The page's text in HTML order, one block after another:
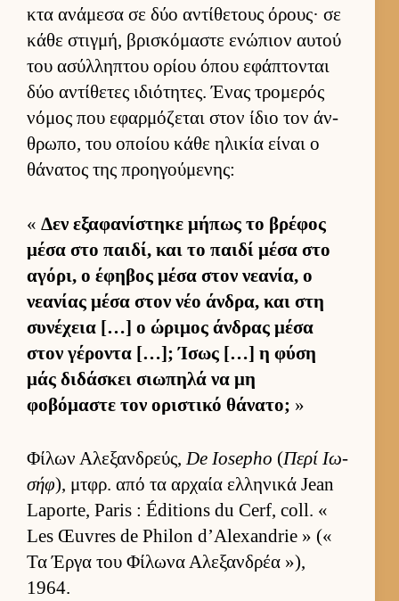
κτα ανάμεσα σε δύο αντίθετους όρους· σε
κάθε στιγ­μή, βρισκόμαστε ενώπιον αυ­τού
του ασύλ­ληπτου ορίου όπου εφάπτονται
δύο αντίθετες ιδιότητες. Ένας τρομερός
νόμος που εφαρ­μόζεται στον ίδιο τον άν­
θρωπο, του οποίου κάθε ηλικία εί­ναι ο
θάνατος της προη­γού­μενης:
« Δεν εξαφανίστηκε μήπως το βρέφος
μέσα στο παι­δί, και το παιδί μέσα στο
αγόρι, ο έφηβος μέσα στον νεανία, ο
νεανίας μέσα στον νέο άν­δρα, και στη
συνέχεια […] ο ώριμος άν­δρας μέσα
στον γέροντα […]; Ίσως […] η φύση
μάς διδάσκει σιω­πηλά να μη
φοβόμαστε τον οριστικό θάνατο; »
Φίλων Αλεξαν­δρεύς,De Iosepho (Περί Ιω­
σήφ), μτ­φρ. από τα αρ­χαία ελ­ληνικά Jean
Laporte, Paris : Éditions du Cerf, coll. «
Les Œuvres de Philon d’Alexandrie » («
Τα Έργα του Φίλωνα Αλεξαν­δρέα »),
1964.